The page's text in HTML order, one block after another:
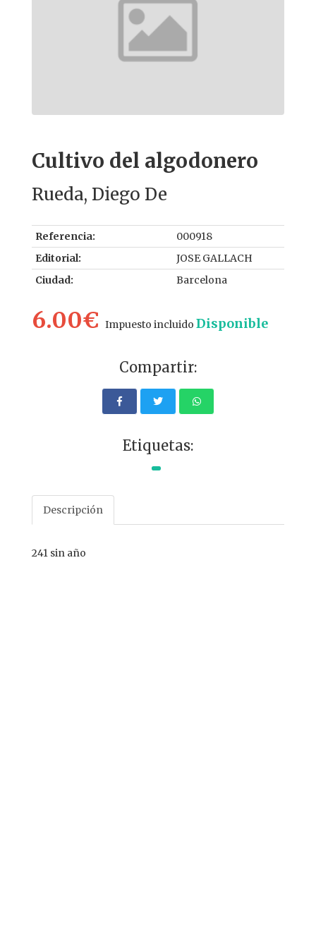
Cultivo del algodonero
Rueda, Diego De
Referencia:
000918
Editorial:
JOSE GALLACH
Ciudad:
Barcelona
6.00€ Impuesto incluido Disponible
Compartir:
Etiquetas:
Descripción
241 sin año